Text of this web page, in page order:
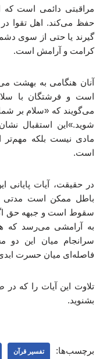
مراقبتی دائمی است که
حفظ می‌کند. اهل تقوا در
گیرند یا حتی از سوی
کرامت و آرامش است.
آنان هنگامی به بهشت
است و فرشتگان با
می‌گویند که «سلام بر
شوید.»این استقبال
مادی نیست بلکه
است.
در حقیقت، آیات پایانی
باطل ممکن است مدتی
سقوط است و جبهه حق
به آرامشی می‌رسد که
سرانجام میان این دو
فاصله‌ای میان حسرت
بشنوید.
برچسب‌ها: تفسیر قرآن